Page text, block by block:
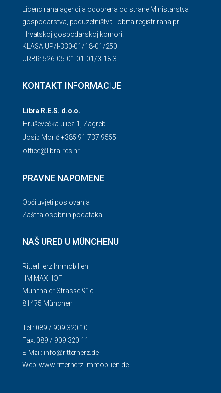
Licencirana agencija odobrena od strane Ministarstva
gospodarstva, poduzetništva i obrta registrirana pri
Hrvatskoj gospodarskoj komori.
KLASA.UP/l-330-01/18-01/250
URBR: 526-05-01-01-01/3-18-3
KONTAKT INFORMACIJE
Libra R.E.S. d.o.o.
Hruševečka ulica 1, Zagreb
Josip Morić +385 91 737 9555
office@libra-res.hr
PRAVNE NAPOMENE
Opći uvjeti poslovanja
Zaštita osobnih podataka
NAŠ URED U MÜNCHENU
RitterHerz Immobilien
"IM MAXHOF"
Mühlthaler Strasse 91c
81475 München
Tel.: 089 / 909 320 10
Fax: 089 / 909 320 11
E-Mail: info@ritterherz.de
Web: www.ritterherz-immobilien.de